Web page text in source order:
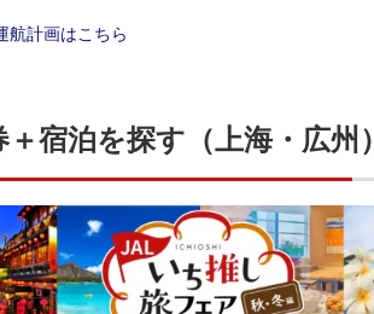
航計画はこちら
宿泊を探す（上海・広州）